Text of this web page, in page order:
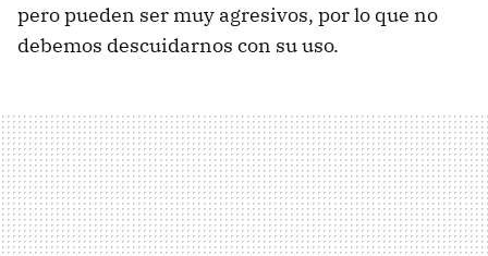
pero pueden ser muy agresivos, por lo que no
debemos descuidarnos con su uso.